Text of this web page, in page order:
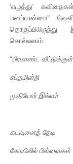
‘எழுத்து’
மனப்பான்மை”
சொல்லலாம்.
“பிரமாண்ட வீட்டுக்குள்
சப்தமின்றி
முதியோர் இல்லம்
கடவுளைத் தேடி
கோயிலில் பிள்ளைகள்